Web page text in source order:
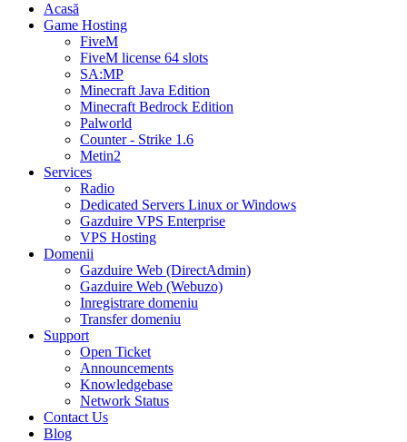
Acasă
Game Hosting
FiveM
FiveM license 64 slots
SA:MP
Minecraft Java Edition
Minecraft Bedrock Edition
Palworld
Counter - Strike 1.6
Metin2
Services
Radio
Dedicated Servers Linux or Windows
Gazduire VPS Enterprise
VPS Hosting
Domenii
Gazduire Web (DirectAdmin)
Gazduire Web (Webuzo)
Inregistrare domeniu
Transfer domeniu
Support
Open Ticket
Announcements
Knowledgebase
Network Status
Contact Us
Blog